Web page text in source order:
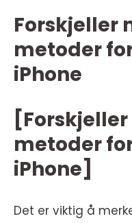
Forskjeller
metoder
iPhone
metoder
iPhone]
Det er viktig å